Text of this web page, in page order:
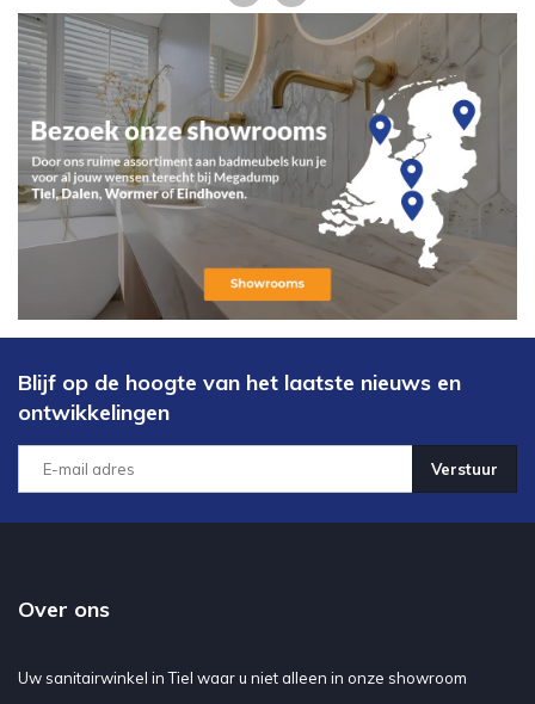
Blijf op de hoogte van het laatste nieuws en
ontwikkelingen
Verstuur
Over ons
Uw sanitairwinkel in Tiel waar u niet alleen in onze showroom